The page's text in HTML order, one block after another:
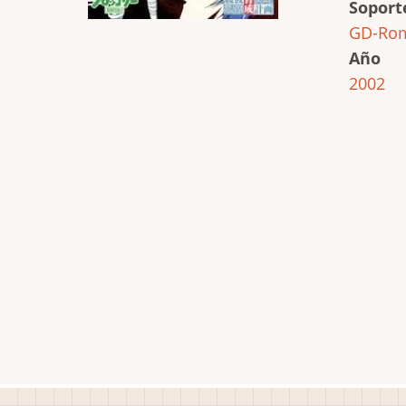
GD-
Año
2002